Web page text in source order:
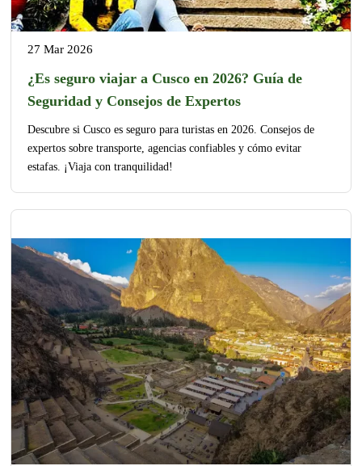
27 Mar 2026
¿Es seguro viajar a Cusco en 2026? Guía de
Seguridad y Consejos de Expertos
Descubre si Cusco es seguro para turistas en 2026. Consejos de
expertos sobre transporte, agencias confiables y cómo evitar
estafas. ¡Viaja con tranquilidad!